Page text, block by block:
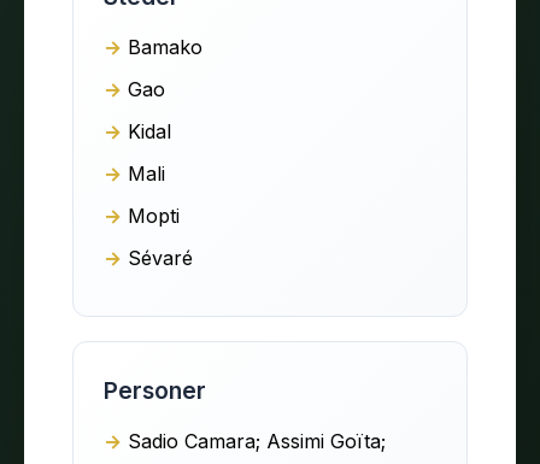
Bamako
Gao
Kidal
Mali
Mopti
Sévaré
Personer
Sadio Camara; Assimi Goïta;